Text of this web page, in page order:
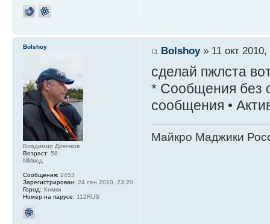
Bolshoy» 11 окт 2010,
сделай пжлста
* Сообщения без
сообщения •
Майкро Маджики
Bolshoy
Владимир Дрючков
Возраст: 58
ММвед
Сообщения: 2453
Зарегистрирован: 24 сен 2010, 23:20
Город: Химки
Номер на парусе: 112RUS